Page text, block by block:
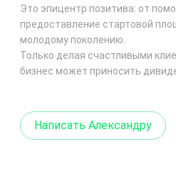
Это эпицентр позитива: от
предоставление стартовой
молодому поколению.
Только делая счастливыми
бизнес может приносить
Написать Александру